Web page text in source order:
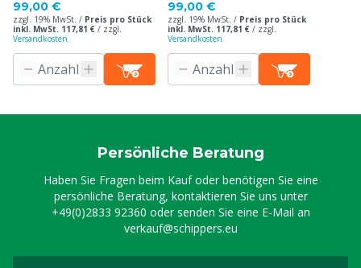
99,00 €
zzgl. 19% MwSt. / Preis pro Stück
inkl. MwSt. 117,81 € / zzgl.
Versandkosten
99,00 €
zzgl. 19% MwSt. / Preis pro Stück
inkl. MwSt. 117,81 € / zzgl.
Versandkosten
Persönliche Beratung
Haben Sie Fragen beim Kauf oder benötigen Sie eine
persönliche Beratung, kontaktieren Sie uns unter
+49(0)2833 92360 oder senden Sie eine E-Mail an
verkauf@schippers.eu